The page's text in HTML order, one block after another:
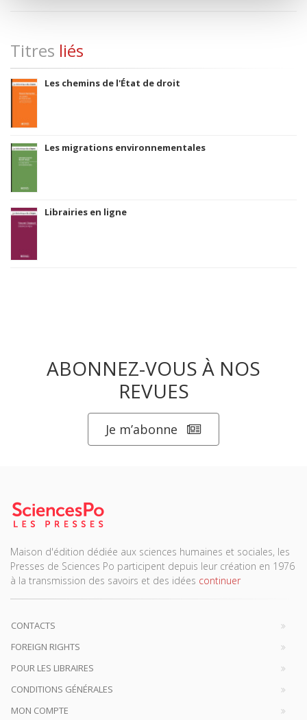
Titres liés
Les chemins de l'État de droit
Les migrations environnementales
Librairies en ligne
ABONNEZ-VOUS À NOS
REVUES
Je m’abonne
Maison d'édition dédiée aux sciences humaines et sociales, les
Presses de Sciences Po participent depuis leur création en 1976
à la transmission des savoirs et des idées continuer
CONTACTS
FOREIGN RIGHTS
POUR LES LIBRAIRES
CONDITIONS GÉNÉRALES
MON COMPTE